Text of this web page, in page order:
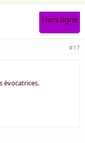
les vagues
solitude
qu’elle
Hors ligne
#17
évocatrices.